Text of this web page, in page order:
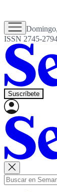
ISSN 2745-
Suscríbete